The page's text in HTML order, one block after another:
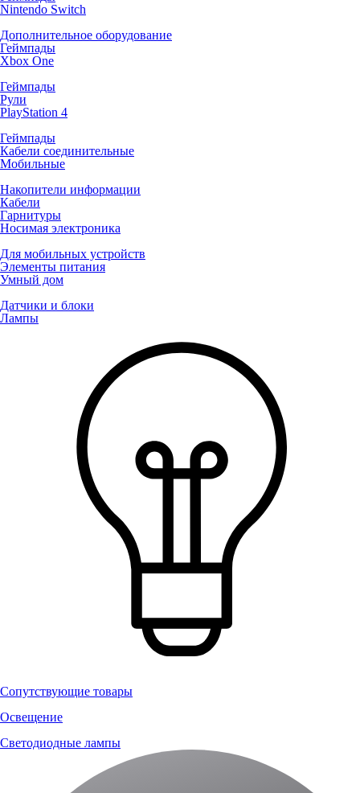
Nintendo Switch
Дополнительное оборудование
Геймпады
Xbox One
Геймпады
Рули
PlayStation 4
Геймпады
Кабели соединительные
Мобильные
Накопители информации
Кабели
Гарнитуры
Носимая электроника
Для мобильных устройств
Элементы питания
Умный дом
Датчики и блоки
Лампы
Сопутствующие товары
Освещение
Светодиодные лампы